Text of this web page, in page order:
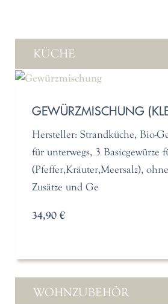
KÜCHE
GEWÜRZMISCHUNG
Hersteller: Strandküche, Bio-
für unterwegs, 3 Basicgewürze
(Pfeffer,Kräuter,Meersalz),
Zusätze und Ge
34,90 €
WOHNZUBEHÖR